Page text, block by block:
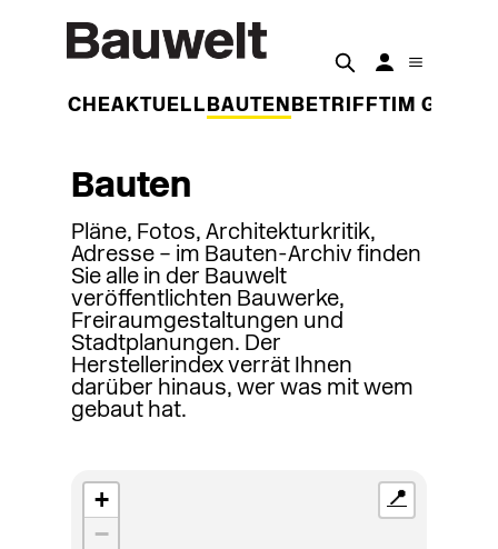
WOCHEAKTUELL BAUTEN BETRIFFT IM
Bauten
Pläne, Fotos, Architekturkritik,
Adresse – im Bauten-Archiv finden
Sie alle in der Bauwelt
veröffentlichten Bauwerke,
Freiraumgestaltungen und
Stadtplanungen. Der
Herstellerindex verrät Ihnen
darüber hinaus, wer was mit wem
gebaut hat.
+
−
📍